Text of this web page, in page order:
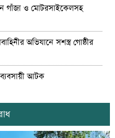
গাঁজা ও মোটরসাইকেলসহ
অভিযানে সশস্ত্র গোষ্ঠীর
আটক